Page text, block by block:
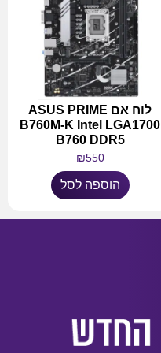
לוח אם ASUS PRIME
B760M-K Intel LGA1700
B760 DDR5
₪550
הוספה לסל